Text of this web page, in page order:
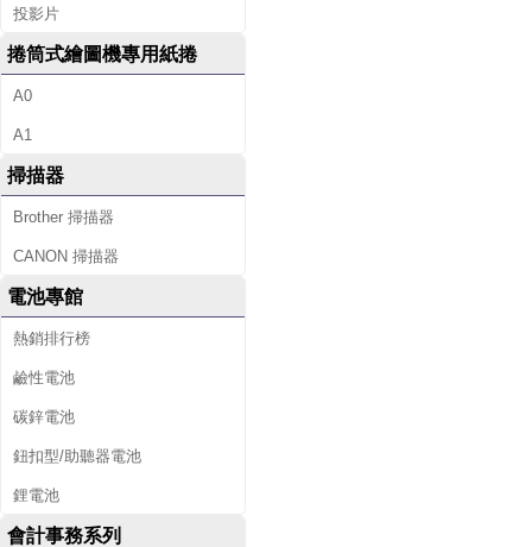
投影片
捲筒式繪圖機專用紙捲
A0
A1
掃描器
Brother 掃描器
CANON 掃描器
電池專館
熱銷排行榜
鹼性電池
碳鋅電池
鈕扣型/助聽器電池
鋰電池
會計事務系列